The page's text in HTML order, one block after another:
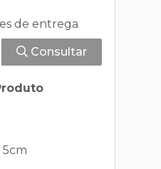
de entrega
Consultar